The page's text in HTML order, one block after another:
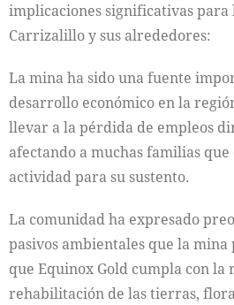
implicaciones significativas para
Carrizalillo y sus alrededores:
La mina ha sido una fuente
desarrollo económico en la
llevar a la pérdida de empleos
afectando a muchas familias
actividad para su sustento.
La comunidad ha expresado
pasivos ambientales que la
que Equinox Gold cumpla con la
rehabilitación de las tierras,